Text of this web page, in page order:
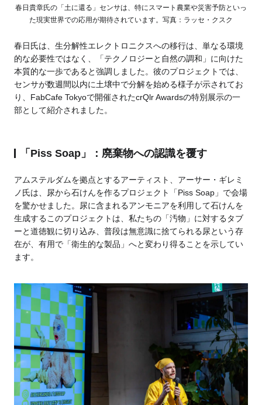
春日貴章氏の「土に還る」センサは、特にスマート農業や災害予防といっ
た現実世界での応用が期待されています。写真：ラッセ・クスク
春日氏は、生分解性エレクトロニクスへの移行は、単なる環境
的な必要性ではなく、「テクノロジーと自然の調和」に向けた
本質的な一歩であると強調しました。彼のプロジェクトでは、
センサが数週間以内に土壌中で分解を始める様子が示されてお
り、FabCafe Tokyoで開催されたcrQlr Awardsの特別展示の一
部として紹介されました。
「Piss Soap」：廃棄物への認識を覆す
アムステルダムを拠点とするアーティスト、アーサー・ギレミ
ノ氏は、尿から石けんを作るプロジェクト「Piss Soap」で会場
を驚かせました。尿に含まれるアンモニアを利用して石けんを
生成するこのプロジェクトは、私たちの「汚物」に対するタブ
ーと道徳観に切り込み、普段は無意識に捨てられる尿という存
在が、有用で「衛生的な製品」へと変わり得ることを示してい
ます。